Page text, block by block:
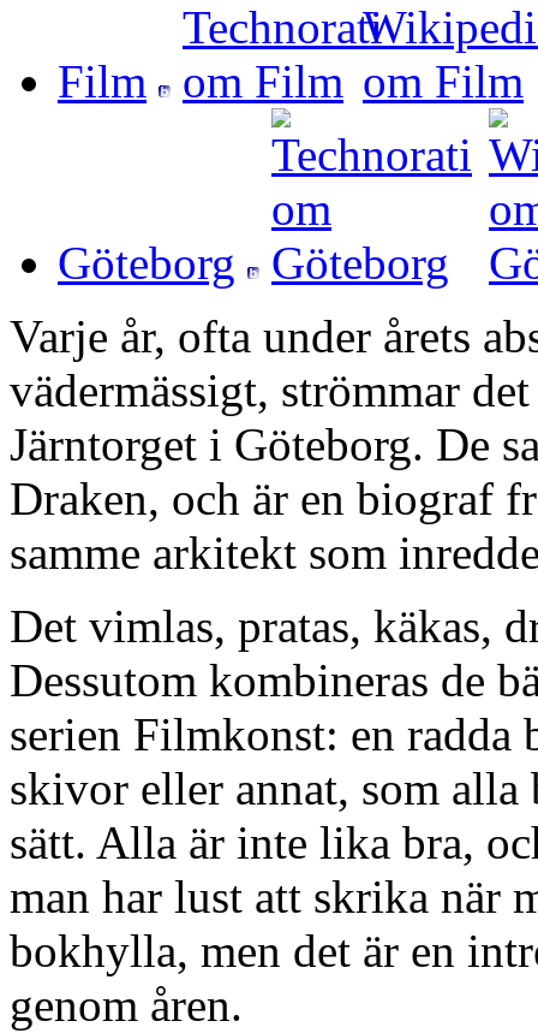
Film
Göteborg
Varje år, ofta under årets
vädermässigt, strömmar
Järntorget i Göteborg. De
Draken, och är en biograf
samme arkitekt som
Det vimlas, pratas, käkas,
Dessutom kombineras de
serien Filmkonst: en radda
skivor eller annat, som
sätt. Alla är inte lika bra,
man har lust att skrika när
bokhylla, men det är en
genom åren.